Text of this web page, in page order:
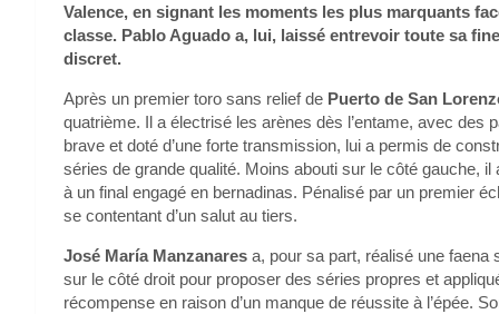
Valence, en signant les moments les plus marquants
classe. Pablo Aguado a, lui, laissé entrevoir toute sa
discret.
Après un premier toro sans relief de Puerto de San
quatrième. Il a électrisé les arènes dès l’entame, avec des
brave et doté d’une forte transmission, lui a permis de
séries de grande qualité. Moins abouti sur le côté gauche,
à un final engagé en bernadinas. Pénalisé par un premier
se contentant d’un salut au tiers.
José María Manzanares a, pour sa part, réalisé une faena
sur le côté droit pour proposer des séries propres et
récompense en raison d’un manque de réussite à l’épée.